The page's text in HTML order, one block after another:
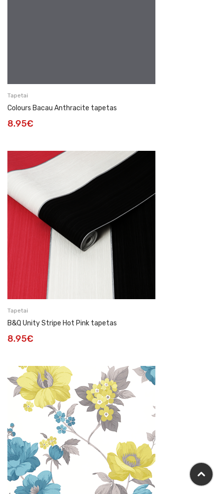
Tapetai
Colours Bacau Anthracite tapetas
8.95€
Tapetai
B&Q Unity Stripe Hot Pink tapetas
8.95€